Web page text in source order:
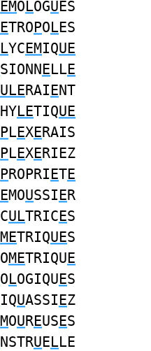
EMOLOGUES
TROPOLES
LYCEMIQUE
SIONNELLE
RAIENT
HYLETIQUE
PLEXERAIS
PLEXERIEZ
PROPRIETE
MOUSSIER
ULTRICES
METRIQUES
METRIQUE
OLOGIQUES
IQUASSIEZ
MOUREUSES
NSTRUELLE